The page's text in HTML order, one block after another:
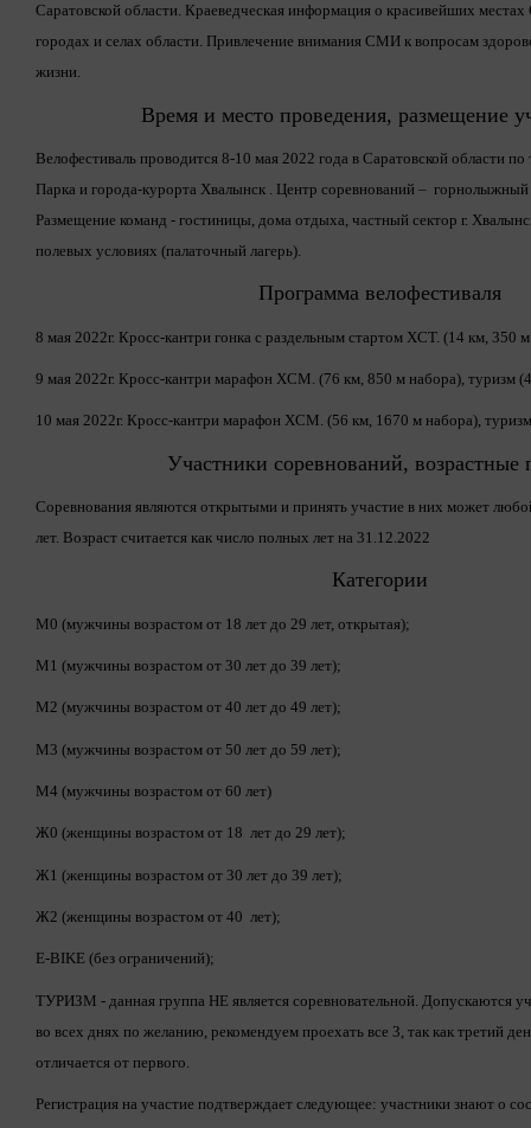
Саратовской области. Краеведческая информация о красивейших
городах и селах области. Привлечение внимания СМИ к вопросам
жизни.
Время и место проведения, размещение
Велофестиваль проводится 8-10 мая 2022 года в Саратовской области
Парка и города-курорта Хвалынск . Центр соревнований –
Размещение команд - гостиницы, дома отдыха, частный сектор г.
полевых условиях (палаточный лагерь).
Программа велофестиваля
8 мая 2022г. Кросс-кантри гонка с раздельным стартом XCT. (14 км, 350
9 мая 2022г. Кросс-кантри марафон XCM. (76 км, 850 м набора), туризм
10 мая 2022г. Кросс-кантри марафон XCM. (56 км, 1670 м набора),
Участники соревнований, возрастные
Соревнования являются открытыми и принять участие в них может
лет. Возраст считается как число полных лет на 31.12.2022
Категории
М0 (мужчины возрастом от 18 лет до 29 лет, открытая);
М1 (мужчины возрастом от 30 лет до 39 лет);
М2 (мужчины возрастом от 40 лет до 49 лет);
М3 (мужчины возрастом от 50 лет до 59 лет);
М4 (мужчины возрастом от 60 лет)
Ж0 (женщины возрастом от 18 лет до 29 лет);
Ж1 (женщины возрастом от 30 лет до 39 лет);
Ж2 (женщины возрастом от 40 лет);
E-BIKE (без ограничений);
ТУРИЗМ - данная группа НЕ является соревновательной. Допускаются
во всех днях по желанию, рекомендуем проехать все 3, так как третий
отличается от первого.
Регистрация на участие подтверждает следующее: участники знают о